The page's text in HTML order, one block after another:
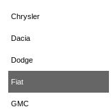
Chrysler
Dacia
Dodge
Fiat
GMC